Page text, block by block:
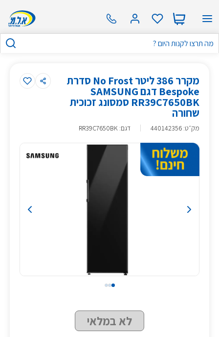
מקרר 386 ליטר No Frost סדרת
Bespoke דגם SAMSUNG
RR39C7650BK סמסונג זכוכית
שחורה
מק״ט:
440142356 דגם: RR39C7650BK
לא במלאי